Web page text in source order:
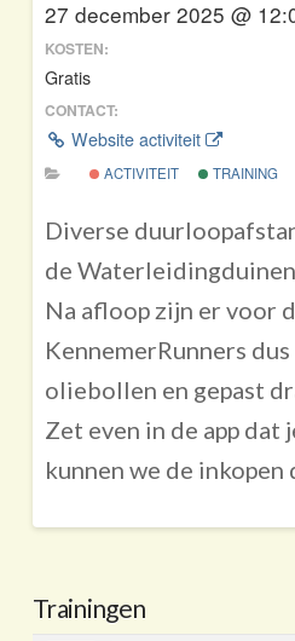
27 december 2025 @
KOSTEN:
Gratis
CONTACT:
Website activiteit
ACTIVITEIT TRAINING
Diverse
de
Na afloop zijn er voor
KennemerRunners
oliebollen en gepast
Zet even in de app dat
kunnen we de inkopen
Trainingen